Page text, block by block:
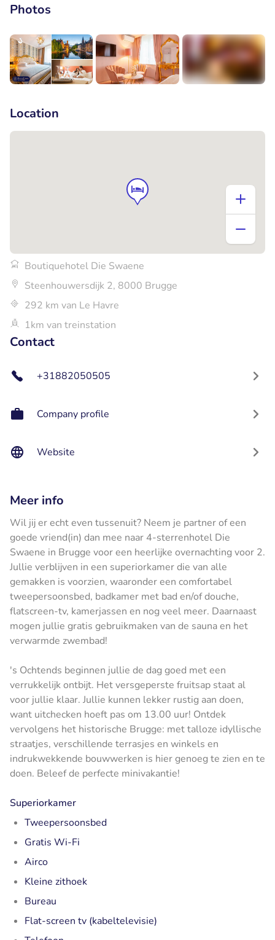
Photos
Location
Boutiquehotel Die Swaene
Steenhouwersdijk 2, 8000 Brugge
292 km van Le Havre
1km van treinstation
Contact
+31882050505
Company profile
Website
Meer info
Wil jij er echt even tussenuit? Neem je partner of een
goede vriend(in) dan mee naar 4-sterrenhotel Die
Swaene in Brugge voor een heerlijke overnachting voor 2.
Jullie verblijven in een superiorkamer die van alle
gemakken is voorzien, waaronder een comfortabel
tweepersoonsbed, badkamer met bad en/of douche,
flatscreen-tv, kamerjassen en nog veel meer. Daarnaast
mogen jullie gratis gebruikmaken van de sauna en het
verwarmde zwembad!
's Ochtends beginnen jullie de dag goed met een
verrukkelijk ontbijt. Het versgeperste fruitsap staat al
voor jullie klaar. Jullie kunnen lekker rustig aan doen,
want uitchecken hoeft pas om 13.00 uur! Ontdek
vervolgens het historische Brugge: met talloze idyllische
straatjes, verschillende terrasjes en winkels en
indrukwekkende bouwwerken is hier genoeg te zien en te
doen. Beleef de perfecte minivakantie!
Superiorkamer
Tweepersoonsbed
Gratis Wi-Fi
Airco
Kleine zithoek
Bureau
Flat-screen tv (kabeltelevisie)